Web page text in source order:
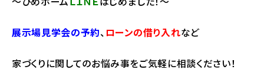
展示場見学会の予約、 ローンの借り入れなど
家づくりに関してのお悩み事をご気軽に相談ください！